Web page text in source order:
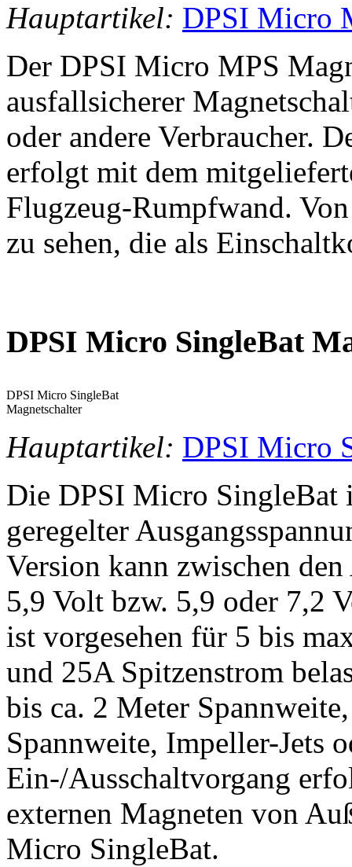
Hauptartikel: DPSI Micro
Der DPSI Micro MPS
ausfallsicherer
oder andere Verbraucher.
erfolgt mit dem
Flugzeug-Rumpfwand.
zu sehen, die als
DPSI Micro SingleBat
DPSI Micro SingleBat
Magnetschalter
Hauptartikel: DPSI Micro
Die DPSI Micro SingleBat
geregelter
Version kann zwischen
5,9 Volt bzw. 5,9 oder 7,2
ist vorgesehen für 5 bis
und 25A Spitzenstrom
bis ca. 2 Meter
Spannweite, Impeller-Jets
Ein-/Ausschaltvorgang
externen Magneten von
Micro SingleBat.